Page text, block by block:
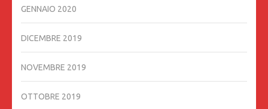
GENNAIO 2020
DICEMBRE 2019
NOVEMBRE 2019
OTTOBRE 2019